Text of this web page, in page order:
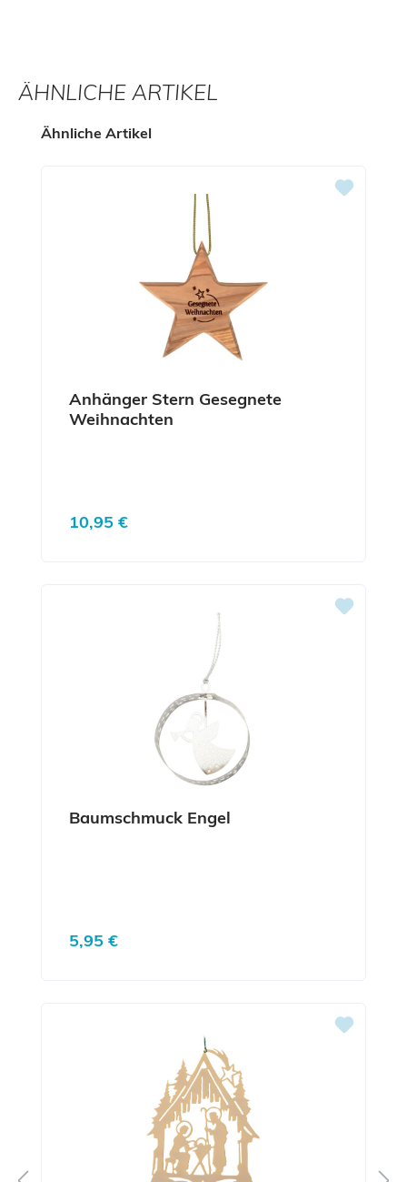
ÄHNLICHE ARTIKEL
Produktgalerie überspringen
Ähnliche Artikel
Anhänger Stern Gesegnete
Weihnachten
Regulärer Preis:
10,95 €
Baumschmuck Engel
Regulärer Preis:
5,95 €